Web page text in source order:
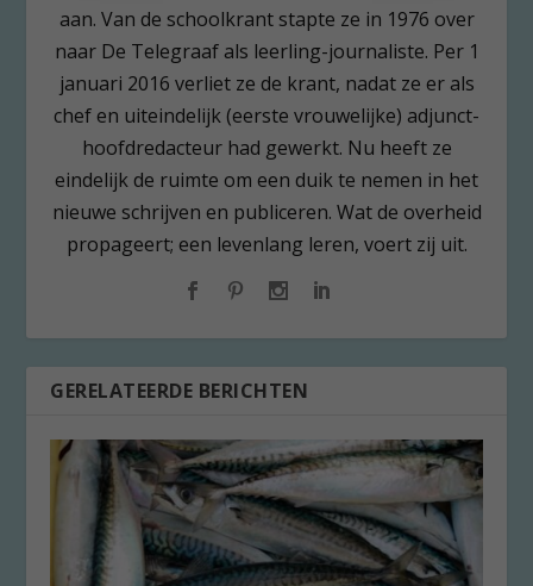
aan. Van de schoolkrant stapte ze in 1976 over
naar De Telegraaf als leerling-journaliste. Per 1
januari 2016 verliet ze de krant, nadat ze er als
chef en uiteindelijk (eerste vrouwelijke) adjunct-
hoofdredacteur had gewerkt. Nu heeft ze
eindelijk de ruimte om een duik te nemen in het
nieuwe schrijven en publiceren. Wat de overheid
propageert; een levenlang leren, voert zij uit.
GERELATEERDE BERICHTEN